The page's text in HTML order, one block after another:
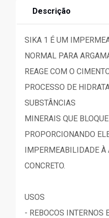
Descrição
SIKA 1 É UM
NORMAL PARA
REAGE COM O
PROCESSO DE
SUBSTÂNCIAS
MINERAIS QUE
PROPORCIONANDO
IMPERMEABILIDADE À
CONCRETO.
USOS
- REBOCOS INTERNOS